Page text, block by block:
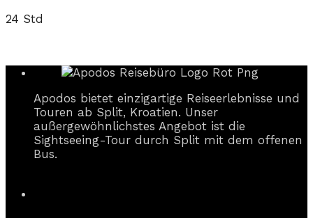
24 Std
Apodos bietet einzigartige Reiseerlebnisse und
Touren ab Split, Kroatien. Unser
außergewöhnlichstes Angebot ist die
Sightseeing-Tour durch Split mit dem offenen
Bus.